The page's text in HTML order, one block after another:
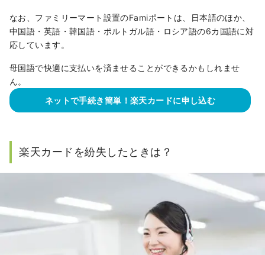
なお、ファミリーマート設置のFamiポートは、日本語のほか、
中国語・英語・韓国語・ポルトガル語・ロシア語の6カ国語に対
応しています。
母国語で快適に支払いを済ませることができるかもしれませ
ん。
ネットで手続き簡単！楽天カードに申し込む
楽天カードを紛失したときは？